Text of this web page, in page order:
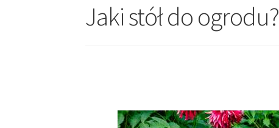
Jaki stół do ogrodu?